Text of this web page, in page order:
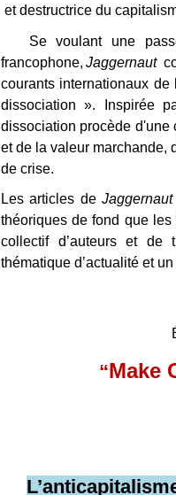
et destructrice du
Se voulant une
francophone, Jaggernaut
courants internationaux
dissociation ». Inspirée
dissociation procède d'une
et de la valeur marchande,
de crise.
Les articles de Jaggernaut
théoriques de fond que
collectif d’auteurs et de
thématique d’actualité et
“Make